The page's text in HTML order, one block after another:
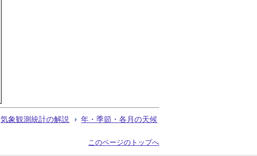
気象観測統計の解説 年・季節・各月の天候
このページのトップへ